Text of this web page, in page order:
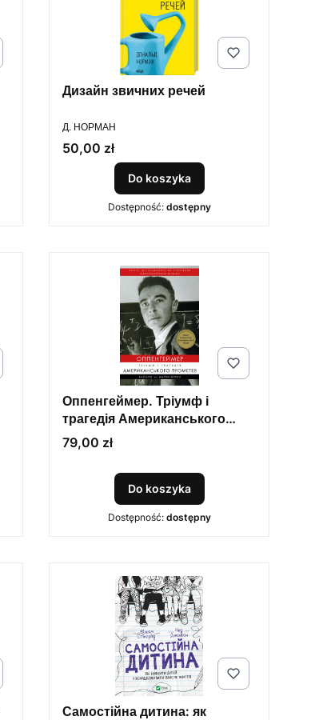
Дизайн звичних речей
PRODUCENT
Д. НОРМАН
Cena
50,00 zł
Do koszyka
Dostępność: dostępny
Оппенгеймер. Тріумф і
трагедія Американського
Прометея
Cena
79,00 zł
Do koszyka
Dostępność: dostępny
Самостійна дитина: як